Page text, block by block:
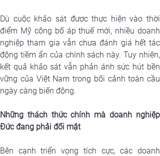
Dù cuộc khảo sát được thực hiện vào thời
điểm Mỹ công bố áp thuế mới, nhiều doanh
nghiệp tham gia vẫn chưa đánh giá hết tác
động tiềm ẩn của chính sách này. Tuy nhiên,
kết quả khảo sát vẫn phản ánh sức hút bền
vững của Việt Nam trong bối cảnh toàn cầu
ngày càng biến động.
Những thách thức chính mà doanh nghiệp
Đức đang phải đối mặt
Bên cạnh triển vọng tích cực, các doanh